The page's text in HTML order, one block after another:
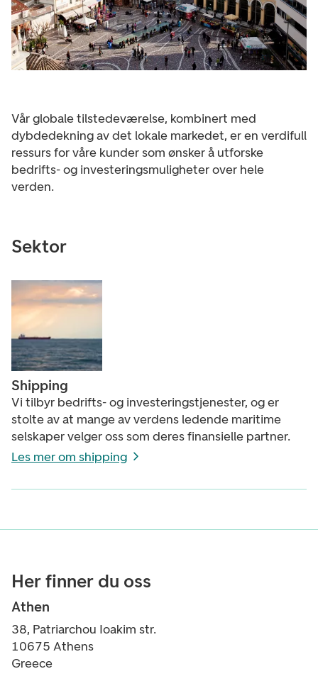
Vår globale tilstedeværelse, kombinert med
dybdedekning av det lokale markedet, er en verdifull
ressurs for våre kunder som ønsker å utforske
bedrifts- og investeringsmuligheter over hele
verden.
Sektor
Shipping
Vi tilbyr bedrifts- og investeringstjenester, og er
stolte av at mange av verdens ledende maritime
selskaper velger oss som deres finansielle partner. ​
Les mer om shipping
Her finner du oss
Athen
38, Patriarchou Ioakim str.
10675 Athens
Greece